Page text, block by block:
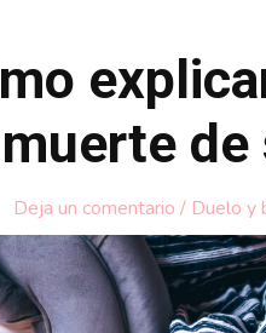
muerte de
Deja un comentario / Duelo y